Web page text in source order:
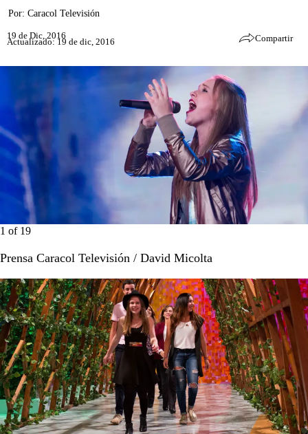
Por: Caracol Televisión
19 de Dic, 2016
Actualizado: 19 de dic, 2016 Compartir
1 of 19
Prensa Caracol Televisión / David Micolta